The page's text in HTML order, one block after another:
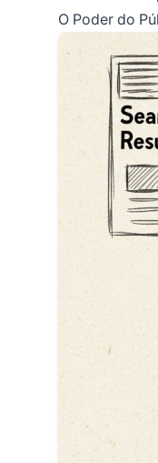
O Poder do